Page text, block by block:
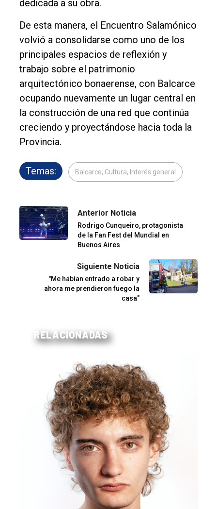
dedicada a su obra.
De esta manera, el Encuentro Salamónico
volvió a consolidarse como uno de los
principales espacios de reflexión y
trabajo sobre el patrimonio
arquitectónico bonaerense, con Balcarce
ocupando nuevamente un lugar central en
la construcción de una red que continúa
creciendo y proyectándose hacia toda la
Provincia.
Temas: Balcarce, Cultura, Interés general
Anterior Noticia
Rodrigo Cunqueiro, protagonista
de la Fan Fest del Mundial en
Buenos Aires
Siguiente Noticia
"Me habían entrado a robar y
ahora me prendieron fuego la
casa"
RELACIONADAS